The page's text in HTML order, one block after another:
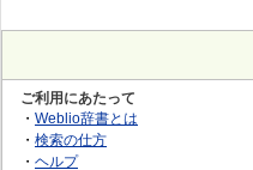
ご利用にあたって
・ Weblio辞書とは
・ 検索の仕方
・ ヘルプ